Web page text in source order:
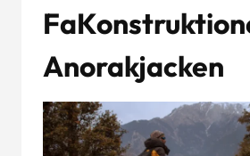
Fa
Anorakjacken